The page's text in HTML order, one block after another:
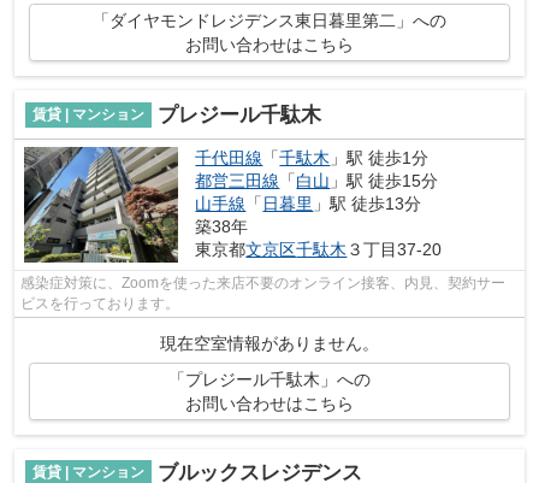
「ダイヤモンドレジデンス東日暮里第二」への
お問い合わせはこちら
賃貸 | マンション プレジール千駄木
千代田線 「千駄木 」駅 徒歩1分
都営三田線 「白山 」駅 徒歩15分
山手線 「 日暮里 」駅 徒歩13分
築38年
東京都文京区千駄木 ３丁目37-20
感染症対策に、Zoomを使った来店不要のオンライン接客、内見、契約サー
ビスを行っております。
現在空室情報がありません。
「プレジール千駄木」への
お問い合わせはこちら
賃貸 | マンション ブルックスレジデンス